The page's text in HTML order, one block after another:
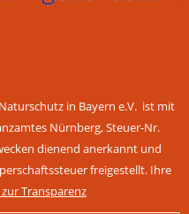
in Bayern e.V. ist mit
Nürnberg, Steuer-Nr.
dienend anerkannt und
freigestellt. Ihre
Transparenz